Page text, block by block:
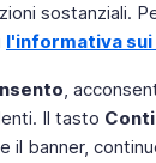
sostanziali.
l'informativa sui
,
Il tasto
il banner,